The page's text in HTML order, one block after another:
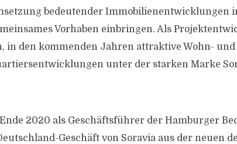
bedeutender Immobilienentwicklungen
Vorhaben einbringen. Als
in den kommenden Jahren attraktive Wohn-
unter der starken Marke
2020 als Geschäftsführer der Hamburger
Geschäft von Soravia aus der neuen